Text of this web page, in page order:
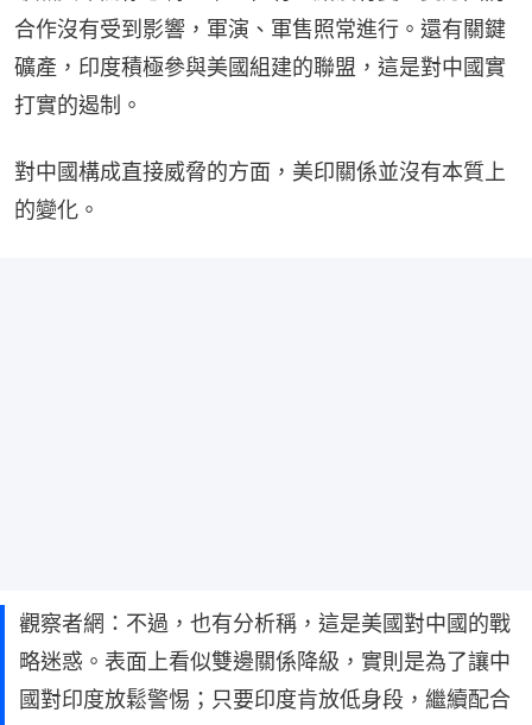
合作沒有受到影響，軍演、軍售照常進行。還有關鍵
礦產，印度積極參與美國組建的聯盟，這是對中國實
打實的遏制。
對中國構成直接威脅的方面，美印關係並沒有本質上
的變化。
觀察者網：不過，也有分析稱，這是美國對中國的戰
略迷惑。表面上看似雙邊關係降級，實則是為了讓中
國對印度放鬆警惕；只要印度肯放低身段，繼續配合